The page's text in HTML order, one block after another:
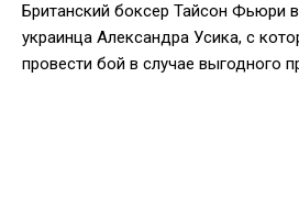
Британский боксер Тайсон Фьюри
украинца Александра Усика, с
провести бой в случае выгодного